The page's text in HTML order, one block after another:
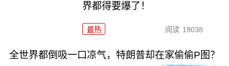
界都得要爆了！
最热 阅读 19038
全世界都倒吸一口凉气，特朗普却在家偷偷P图？